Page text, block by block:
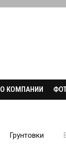
О КОМПАНИИ
Грунтовки